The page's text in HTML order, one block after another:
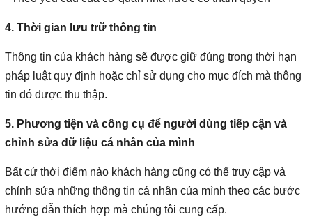
4. Thời gian lưu trữ thông tin
Thông tin của khách hàng sẽ được giữ đúng trong thời hạn
pháp luật quy định hoặc chỉ sử dụng cho mục đích mà thông
tin đó được thu thập.
5. Phương tiện và công cụ để người dùng tiếp cận và
chỉnh sửa dữ liệu cá nhân của mình
Bất cứ thời điểm nào khách hàng cũng có thể truy cập và
chỉnh sửa những thông tin cá nhân của mình theo các bước
hướng dẫn thích hợp mà chúng tôi cung cấp.